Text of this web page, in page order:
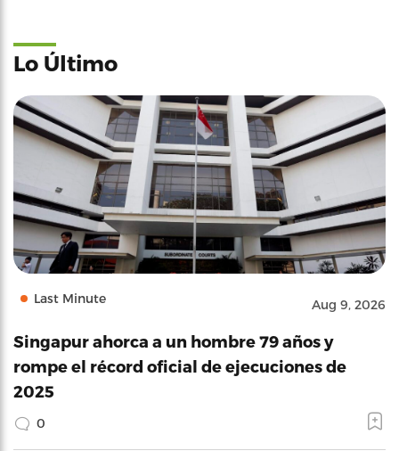
Lo Último
Last Minute Aug 9, 2026
Singapur ahorca a un hombre 79 años y
rompe el récord oficial de ejecuciones de
2025
0